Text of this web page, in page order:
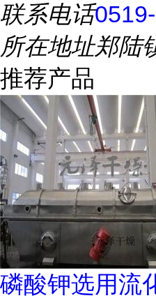
联系电话
所在地址郑陆
推荐产品
磷酸钾选用流